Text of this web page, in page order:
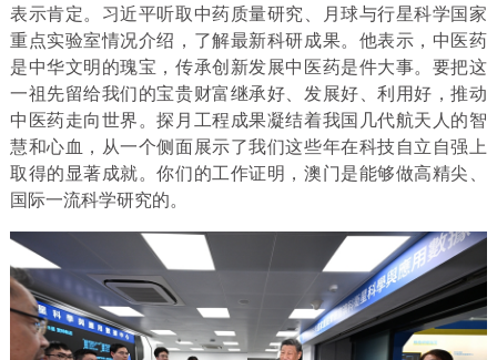
表示肯定。习近平听取中药质量研究、月球与行星科学国家
重点实验室情况介绍，了解最新科研成果。他表示，中医药
是中华文明的瑰宝，传承创新发展中医药是件大事。要把这
一祖先留给我们的宝贵财富继承好、发展好、利用好，推动
中医药走向世界。探月工程成果凝结着我国几代航天人的智
慧和心血，从一个侧面展示了我们这些年在科技自立自强上
取得的显著成就。你们的工作证明，澳门是能够做高精尖、
国际一流科学研究的。